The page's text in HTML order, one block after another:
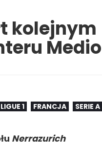
kolejnym
LIGUE 1 FRANCJA SERIE A
Nerrazurich